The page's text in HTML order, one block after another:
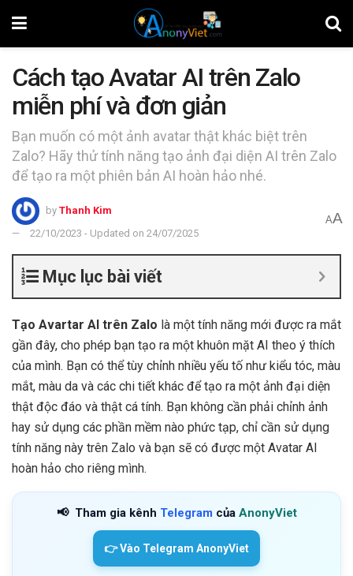
Cách tạo Avatar AI trên Zalo
miễn phí và đơn giản
Bạn muốn có một ảnh avatar thật khác biệt trên
Zalo? Hãy thử tính năng tạo ảnh đại diện AI trên Zalo
để tạo ra một phiên bản AI hoàn hảo nhé.
by Thanh Kim
22/10/2023 - Updated on 24/07/2025
AA
Mục lục bài viết
Tạo Avartar AI trên Zalo là một tính năng mới được ra mắt
gần đây, cho phép bạn tạo ra một khuôn mặt AI theo ý thích
của mình. Bạn có thể tùy chỉnh nhiều yếu tố như kiểu tóc, màu
mắt, màu da và các chi tiết khác để tạo ra một ảnh đại diện
thật độc đáo và thật cá tính. Bạn không cần phải chỉnh ảnh
hay sử dụng các phần mềm nào phức tạp, chỉ cần sử dụng
tính năng này trên Zalo và bạn sẽ có được một Avatar AI
hoàn hảo cho riêng mình.
📢 Tham gia kênh Telegram của AnonyViet
👉 Vào Telegram AnonyViet